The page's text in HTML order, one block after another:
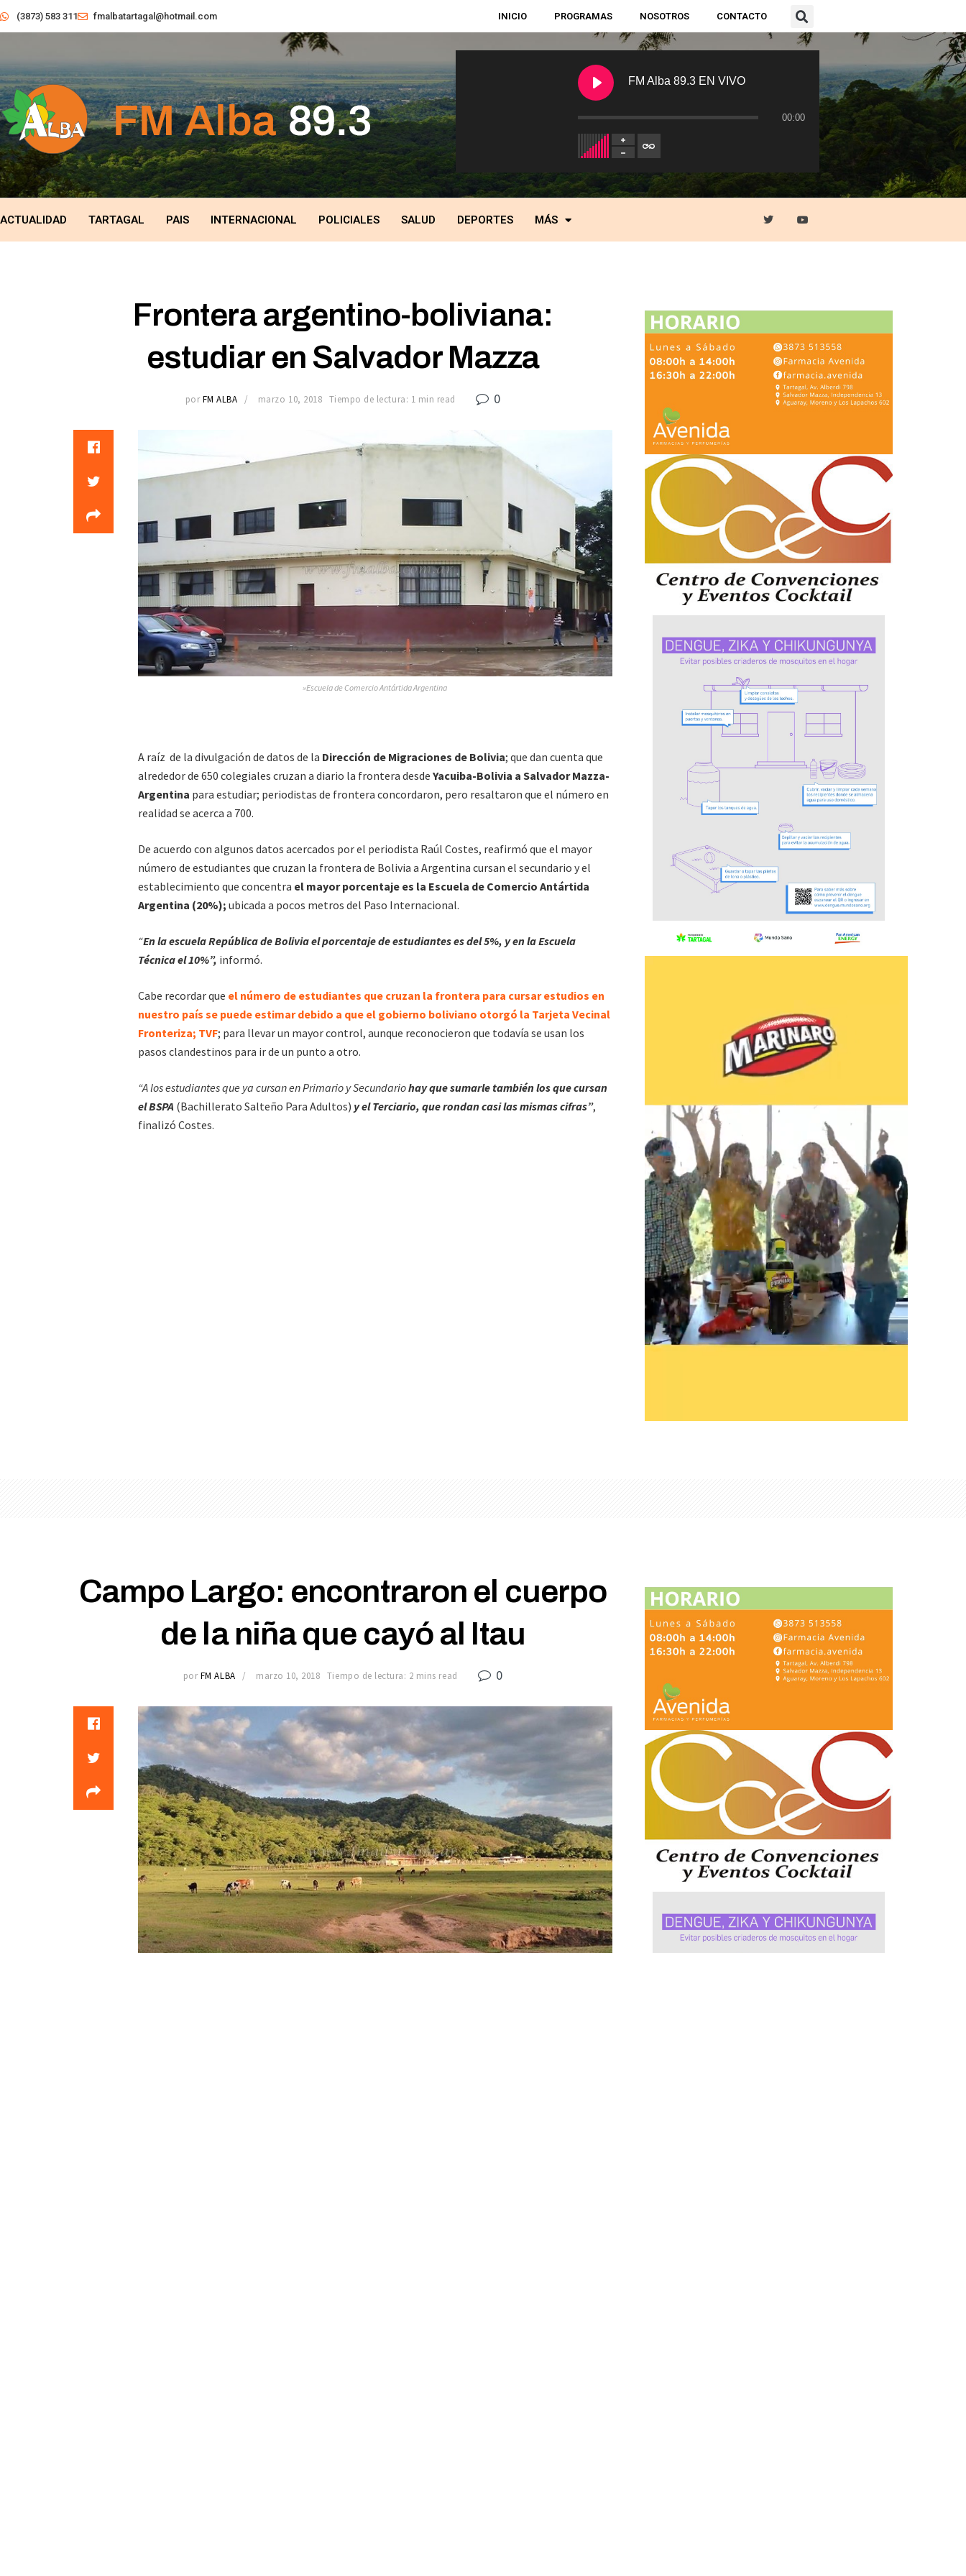
(3873) 583 311 fmalbatartagal@hotmail.com INICIO PROGRAMAS NOSOTROS CONTACTO
FM Alba 89.3 EN VIVO
00:00
ACTUALIDAD TARTAGAL PAIS INTERNACIONAL POLICIALES SALUD DEPORTES MÁS
Frontera argentino-boliviana:
estudiar en Salvador Mazza
por FM ALBA marzo 10, 2018 Tiempo de lectura: 1 min read 0
»Escuela de Comercio Antártida Argentina
A raíz de la divulgación de datos de la Dirección de Migraciones de Bolivia; que dan cuenta que
alrededor de 650 colegiales cruzan a diario la frontera desde Yacuiba-Bolivia a Salvador Mazza-
Argentina para estudiar; periodistas de frontera concordaron, pero resaltaron que el número en
realidad se acerca a 700.
De acuerdo con algunos datos acercados por el periodista Raúl Costes, reafirmó que el mayor
número de estudiantes que cruzan la frontera de Bolivia a Argentina cursan el secundario y el
establecimiento que concentra el mayor porcentaje es la Escuela de Comercio Antártida
Argentina (20%); ubicada a pocos metros del Paso Internacional.
“En la escuela República de Bolivia el porcentaje de estudiantes es del 5%, y en la Escuela
Técnica el 10%”, informó.
Cabe recordar que el número de estudiantes que cruzan la frontera para cursar estudios en
nuestro país se puede estimar debido a que el gobierno boliviano otorgó la Tarjeta Vecinal
Fronteriza; TVF; para llevar un mayor control, aunque reconocieron que todavía se usan los
pasos clandestinos para ir de un punto a otro.
“A los estudiantes que ya cursan en Primario y Secundariohay que sumarle también los que cursan
el BSPA (Bachillerato Salteño Para Adultos) y el Terciario, que rondan casi las mismas cifras”,
finalizó Costes.
Campo Largo: encontraron el cuerpo
de la niña que cayó al Itau
por FM ALBA marzo 10, 2018 Tiempo de lectura: 2 mins read 0